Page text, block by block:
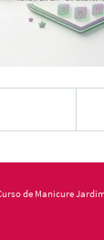
de Manicure